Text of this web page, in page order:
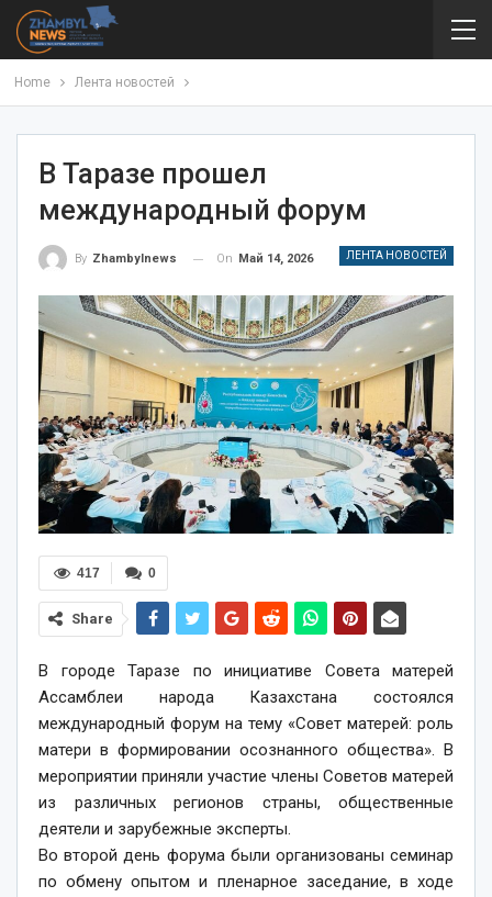
Home Лента новостей
В Таразе прошел
международный форум
ЛЕНТА НОВОСТЕЙ
By Zhambylnews On Май 14, 2026
0
417
Share
В городе Таразе по инициативе Совета матерей
Ассамблеи народа Казахстана состоялся
международный форум на тему «Совет матерей: роль
матери в формировании осознанного общества». В
мероприятии приняли участие члены Советов матерей
из различных регионов страны, общественные
деятели и зарубежные эксперты.
Во второй день форума были организованы семинар
по обмену опытом и пленарное заседание, в ходе